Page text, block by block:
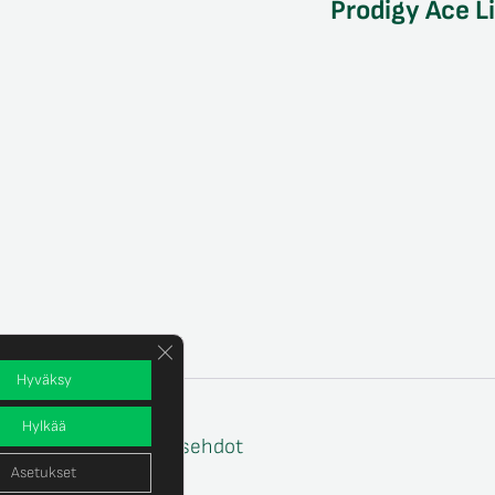
Prodigy Ace
Tilaus- ja toimitusehdot
Hyväksy
Hylkää
Asetukset
Sulje evästebanneri